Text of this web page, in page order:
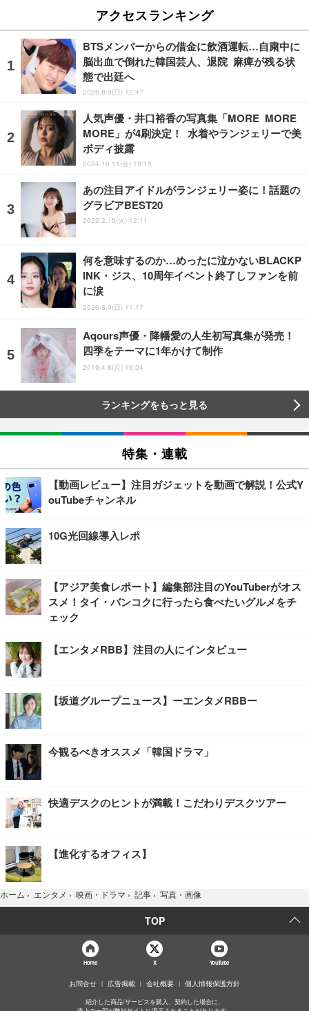
アクセスランキング
BTSメンバーからの借金に飲酒運転…自粛中に
脳出血で倒れた韓国芸人、退院 麻痺が残る状
態で出廷へ
2026.8.9(日) 12:47
人気声優・井口裕香の写真集「MORE MORE
MORE」が4刷決定！ 水着やランジェリーで美
ボディ披露
2024.10.11(金) 19:15
あの注目アイドルがランジェリー姿に！話題の
グラビアBEST20
2022.2.15(火) 12:11
何を意味するのか…めったに泣かないBLACKP
INK・ジス、10周年イベント終了しファンを前
に涙
2026.8.9(日) 11:17
Aqours声優・降幡愛の人生初写真集が発売！
四季をテーマに1年かけて制作
2019.4.8(月) 16:04
ランキングをもっと見る
特集・連載
【動画レビュー】注目ガジェットを動画で解説！公式Y
ouTubeチャンネル
10G光回線導入レポ
【アジア美食レポート】編集部注目のYouTuberがオス
スメ！タイ・バンコクに行ったら食べたいグルメをチ
ェック
【エンタメRBB】注目の人にインタビュー
【坂道グループニュース】ーエンタメRBBー
今観るべきオススメ「韓国ドラマ」
快適デスクのヒントが満載！こだわりデスクツアー
【進化するオフィス】
ホーム › エンタメ › 映画・ドラマ › 記事 › 写真・画像
TOP
Home X YouTube
お問合せ 広告掲載 会社概要 個人情報保護方針
紹介した商品/サービスを購入、契約した場合に、